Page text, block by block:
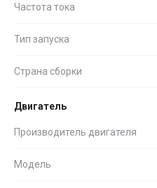
Частота тока
Тип запуска
Страна сборки
Двигатель
Производитель двигателя
Модель